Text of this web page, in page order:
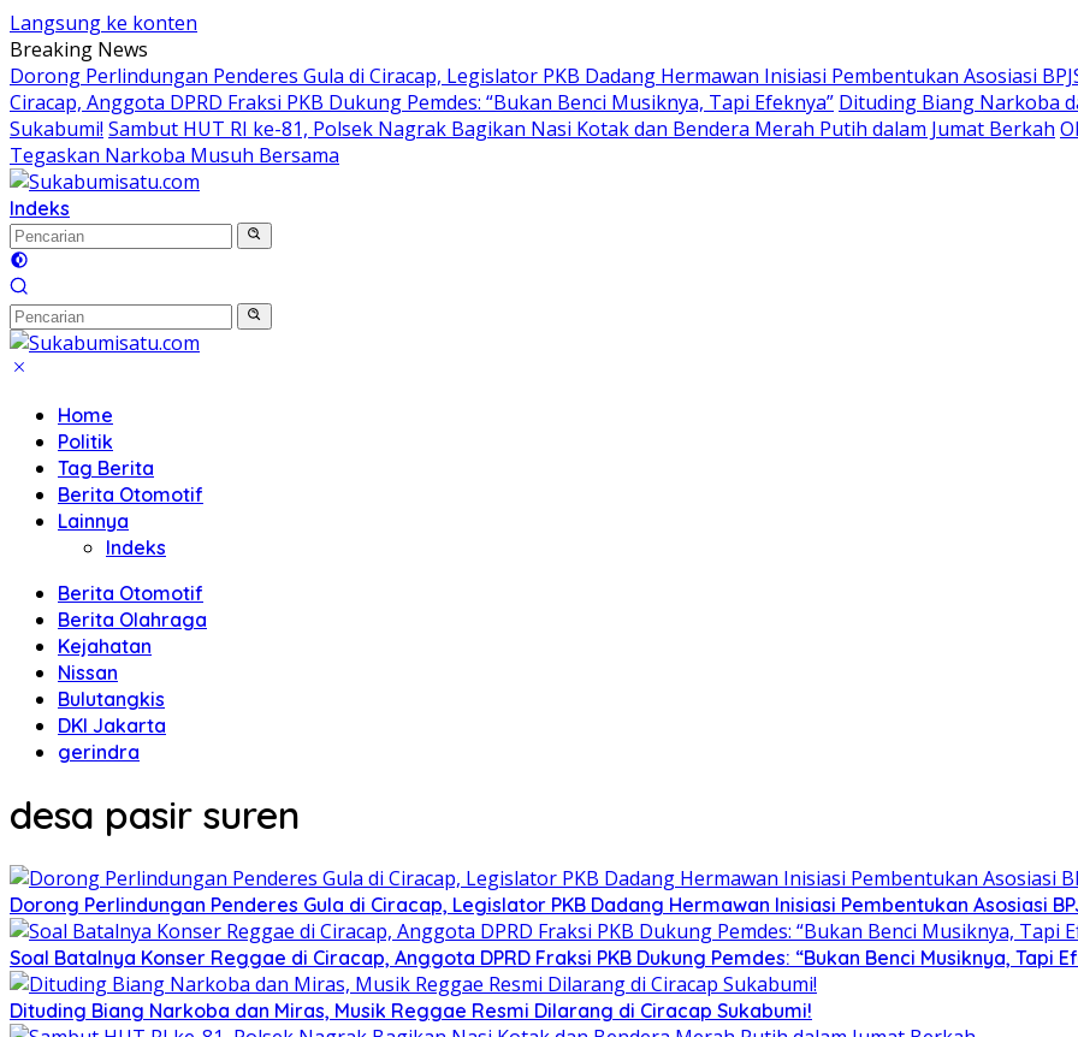
Langsung ke konten
Breaking News
Dorong Perlindungan Penderes Gula di Ciracap, Legislator PKB Dadang Hermawan Inisiasi Pembentukan Asosiasi
Ciracap, Anggota DPRD Fraksi PKB Dukung Pemdes: “Bukan Benci Musiknya, Tapi Efeknya” Dituding Biang Narkoba
Sukabumi! Sambut HUT RI ke-81, Polsek Nagrak Bagikan Nasi Kotak dan Bendera Merah Putih dalam Jumat Berkah
Tegaskan Narkoba Musuh Bersama
Indeks
Home
Politik
Tag Berita
Berita Otomotif
Lainnya
Indeks
Berita Otomotif
Berita Olahraga
Kejahatan
Nissan
Bulutangkis
DKI Jakarta
gerindra
desa pasir suren
Dorong Perlindungan Penderes Gula di Ciracap, Legislator PKB Dadang Hermawan Inisiasi Pembentukan Asosiasi
Soal Batalnya Konser Reggae di Ciracap, Anggota DPRD Fraksi PKB Dukung Pemdes: “Bukan Benci Musiknya, Tapi
Dituding Biang Narkoba dan Miras, Musik Reggae Resmi Dilarang di Ciracap Sukabumi!